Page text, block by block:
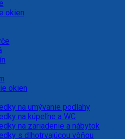
okien
okien
na umývanie podlahy
na kúpeľne a WC
na zariadenie a nábytok
s dlhotrvajúcou vôňou